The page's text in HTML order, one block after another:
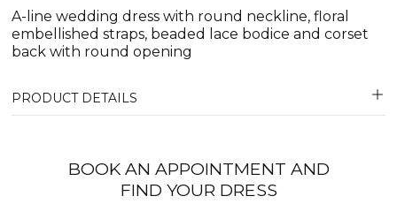
A-line wedding dress with round neckline, floral
embellished straps, beaded lace bodice and corset
back with round opening
PRODUCT DETAILS
BOOK AN APPOINTMENT AND
FIND YOUR DRESS